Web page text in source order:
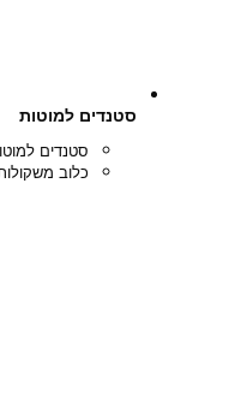
סטנדים למוטות
סטנדים
כלוב